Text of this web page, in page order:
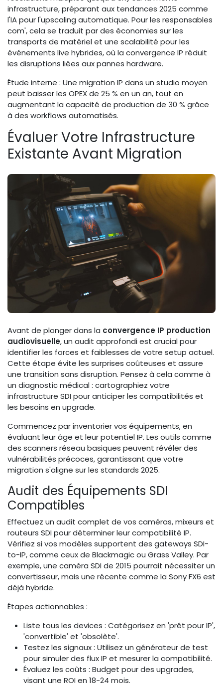
infrastructure, préparant aux tendances 2025 comme
l'IA pour l'upscaling automatique. Pour les responsables
com', cela se traduit par des économies sur les
transports de matériel et une scalabilité pour les
événements live hybrides, où la convergence IP réduit
les disruptions liées aux pannes hardware.
Étude interne : Une migration IP dans un studio moyen
peut baisser les OPEX de 25 % en un an, tout en
augmentant la capacité de production de 30 % grâce
à des workflows automatisés.
Évaluer Votre Infrastructure
Existante Avant Migration
Avant de plonger dans la convergence IP production
audiovisuelle, un audit approfondi est crucial pour
identifier les forces et faiblesses de votre setup actuel.
Cette étape évite les surprises coûteuses et assure
une transition sans disruption. Pensez à cela comme à
un diagnostic médical : cartographiez votre
infrastructure SDI pour anticiper les compatibilités et
les besoins en upgrade.
Commencez par inventorier vos équipements, en
évaluant leur âge et leur potentiel IP. Les outils comme
des scanners réseau basiques peuvent révéler des
vulnérabilités précoces, garantissant que votre
migration s'aligne sur les standards 2025.
Audit des Équipements SDI
Compatibles
Effectuez un audit complet de vos caméras, mixeurs et
routeurs SDI pour déterminer leur compatibilité IP.
Vérifiez si vos modèles supportent des gateways SDI-
to-IP, comme ceux de Blackmagic ou Grass Valley. Par
exemple, une caméra SDI de 2015 pourrait nécessiter un
convertisseur, mais une récente comme la Sony FX6 est
déjà hybride.
Étapes actionnables :
Liste tous les devices : Catégorisez en 'prêt pour IP',
'convertible' et 'obsolète'.
Testez les signaux : Utilisez un générateur de test
pour simuler des flux IP et mesurer la compatibilité.
Évaluez les coûts : Budget pour des upgrades,
visant une ROI en 18-24 mois.